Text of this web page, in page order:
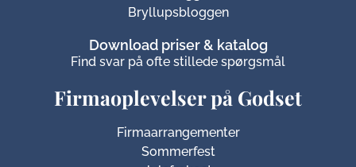
Bryllupsbloggen
Download priser & katalog
Find svar på ofte stillede spørgsmål
Firmaoplevelser på Godset
Firmaarrangementer
Sommerfest